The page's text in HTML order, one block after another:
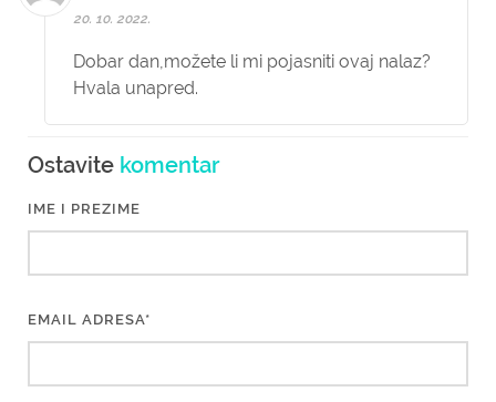
20. 10. 2022.
Dobar dan,možete li mi pojasniti ovaj nalaz?
Hvala unapred.
Ostavite komentar
IME I PREZIME
EMAIL ADRESA*